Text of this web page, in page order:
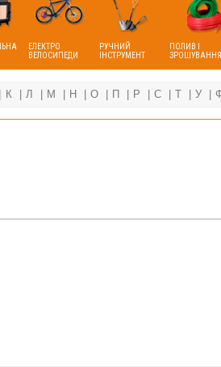
ЕЛЕКТРО
ВЕЛОСИПЕДИ
РУЧНИЙ
ІНСТРУМЕНТ
ПОЛИВ І
ЗРОШУВАННЯ
К Л М Н О П Р С Т У